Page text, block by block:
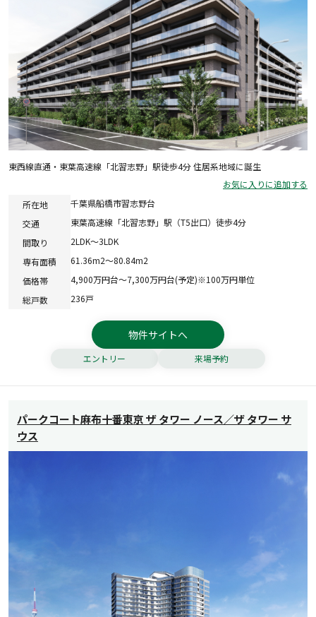
東西線直通・東葉高速線「北習志野」駅徒歩4分 住居系地域に誕生
お気に入りに追加する
所在地
千葉県船橋市習志野台
専有面積 61.36m2～80.84m2
交通 東葉高速線「北習志野」駅（T5出口）徒歩4分
価格帯 4,900万円台～7,300万円台(予定)※100万円単位
間取り 2LDK～3LDK
総戸数 236戸
物件サイトへ
エントリー 来場予約
パークコート麻布十番東京 ザ タワー ノース／ザ タワー サ
ウス